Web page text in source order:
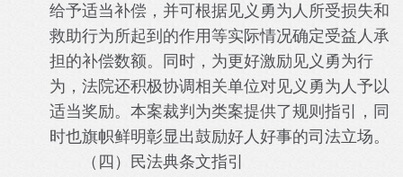
给予适当补偿，并可根据见义勇为人所受损失和
救助行为所起到的作用等实际情况确定受益人承
担的补偿数额。同时，为更好激励见义勇为行
为，法院还积极协调相关单位对见义勇为人予以
适当奖励。本案裁判为类案提供了规则指引，同
时也旗帜鲜明彰显出鼓励好人好事的司法立场。
（四）民法典条文指引